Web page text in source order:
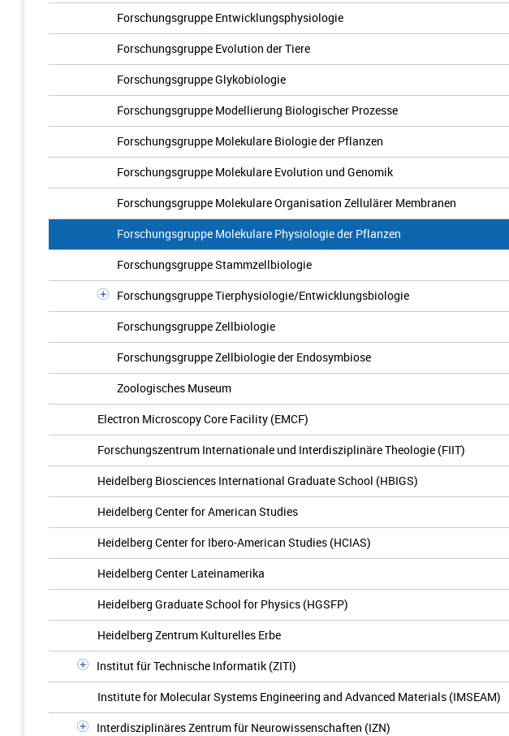
Forschungsgruppe Entwicklungsphysiologie
Forschungsgruppe Evolution der Tiere
Forschungsgruppe Glykobiologie
Forschungsgruppe Modellierung Biologischer Prozesse
Forschungsgruppe Molekulare Biologie der Pflanzen
Forschungsgruppe Molekulare Evolution und Genomik
Forschungsgruppe Molekulare Organisation Zellulärer Membranen
Forschungsgruppe Molekulare Physiologie der Pflanzen
Forschungsgruppe Stammzellbiologie
Forschungsgruppe Tierphysiologie/Entwicklungsbiologie
Forschungsgruppe Zellbiologie
Forschungsgruppe Zellbiologie der Endosymbiose
Zoologisches Museum
Electron Microscopy Core Facility (EMCF)
Forschungszentrum Internationale und Interdisziplinäre Theologie (FIIT)
Heidelberg Biosciences International Graduate School (HBIGS)
Heidelberg Center for American Studies
Heidelberg Center for Ibero-American Studies (HCIAS)
Heidelberg Center Lateinamerika
Heidelberg Graduate School for Physics (HGSFP)
Heidelberg Zentrum Kulturelles Erbe
Institut für Technische Informatik (ZITI)
Institute for Molecular Systems Engineering and Advanced Materials (IMSEAM)
Interdisziplinäres Zentrum für Neurowissenschaften (IZN)